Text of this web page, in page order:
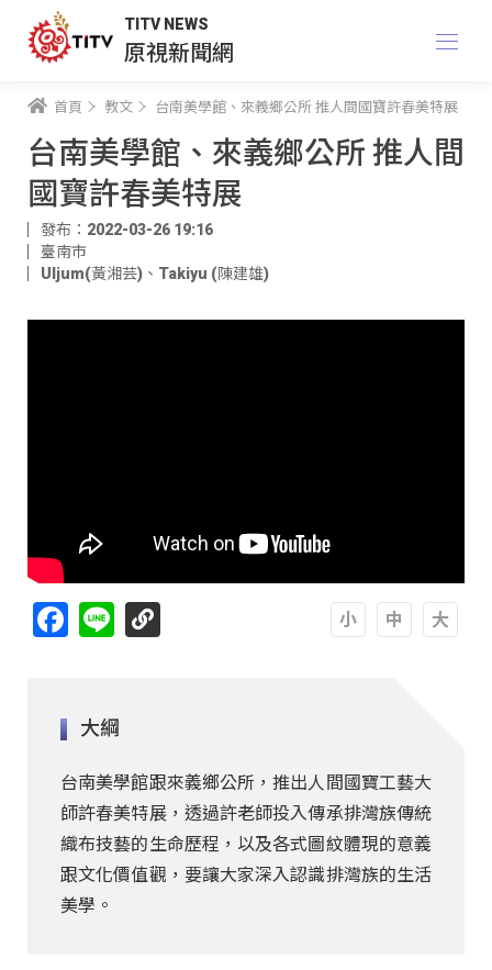
TITV NEWS
原視新聞網
首頁 教文 台南美學館、來義鄉公所 推人間國寶許春美特展
台南美學館、來義鄉公所 推人間
國寶許春美特展
發布：2022-03-26 19:16
臺南市
Uljum(黃湘芸) 、 Takiyu (陳建雄)
Facebook
Line
大綱
台南美學館跟來義鄉公所，推出人間國寶工藝大
師許春美特展，透過許老師投入傳承排灣族傳統
織布技藝的生命歷程，以及各式圖紋體現的意義
跟文化價值觀，要讓大家深入認識排灣族的生活
美學。